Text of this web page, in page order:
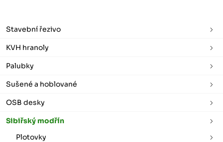
Stavební řezivo
KVH hranoly
Palubky
Sušené a hoblované
OSB desky
Sibiřský modřín
Plotovky